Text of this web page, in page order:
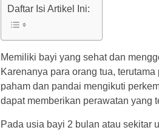
Daftar Isi Artikel Ini:
Memiliki bayi yang sehat dan
Karenanya para orang tua,
paham dan pandai mengikuti
dapat memberikan perawatan yang
Pada usia bayi 2 bulan atau sekitar